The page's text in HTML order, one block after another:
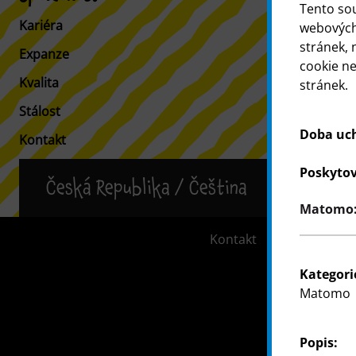
Kariéra
Expanze
Kvalita
Stálost
Kontakt
Informace
Česká Republika / Čeština
Kontakt
Tento
stránek,
cookie
stránek.
Doba
Matomo
Popis: